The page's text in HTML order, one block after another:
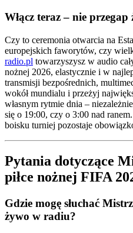
Włącz teraz – nie przegap
Czy to ceremonia otwarcia na
europejskich faworytów, czy
radio.pl towarzyszysz w audio
nożnej 2026, elastycznie i w
transmisji bezpośrednich,
wokół mundialu i przeżyj
własnym rytmie dnia –
się o 19:00, czy o 3:00 nad
boisku turniej pozostaje
Pytania dotyczące
piłce nożnej FIFA
Gdzie mogę słuchać
żywo w radiu?